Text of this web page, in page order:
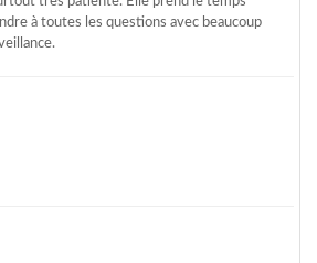
à toutes les questions avec beaucoup